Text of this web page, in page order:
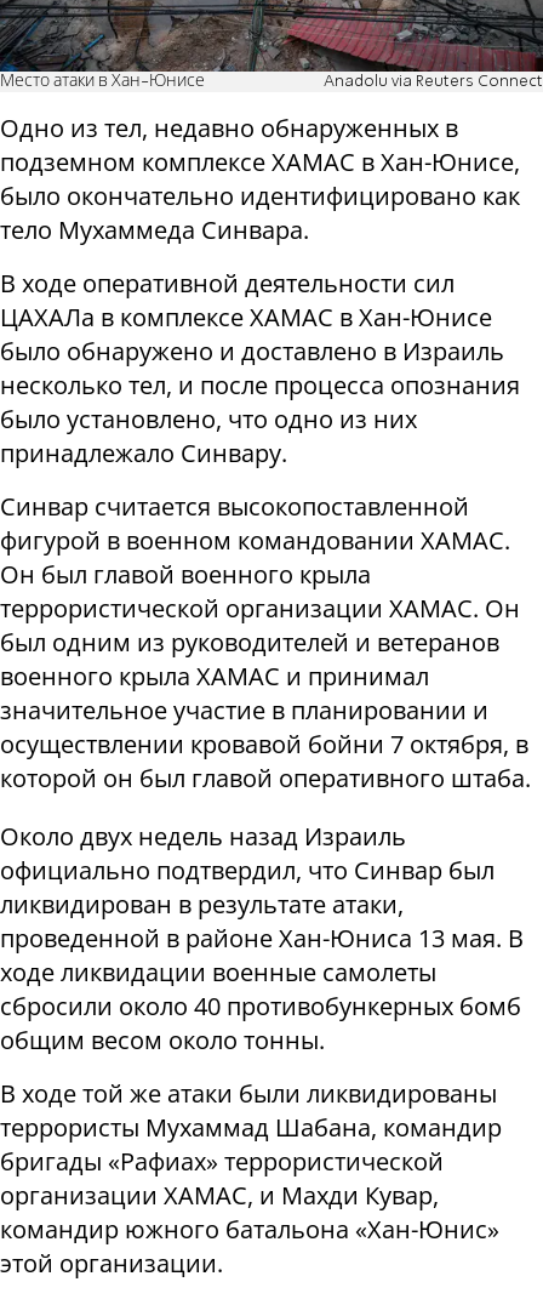
Место атаки в Хан-Юнисе Anadolu via Reuters Connect
Одно из тел, недавно обнаруженных в
подземном комплексе ХАМАС в Хан-Юнисе,
было окончательно идентифицировано как
тело Мухаммеда Синвара.
В ходе оперативной деятельности сил
ЦАХАЛа в комплексе ХАМАС в Хан-Юнисе
было обнаружено и доставлено в Израиль
несколько тел, и после процесса опознания
было установлено, что одно из них
принадлежало Синвару.
Синвар считается высокопоставленной
фигурой в военном командовании ХАМАС.
Он был главой военного крыла
террористической организации ХАМАС. Он
был одним из руководителей и ветеранов
военного крыла ХАМАС и принимал
значительное участие в планировании и
осуществлении кровавой бойни 7 октября, в
которой он был главой оперативного штаба.
Около двух недель назад Израиль
официально подтвердил, что Синвар был
ликвидирован в результате атаки,
проведенной в районе Хан-Юниса 13 мая. В
ходе ликвидации военные самолеты
сбросили около 40 противобункерных бомб
общим весом около тонны.
В ходе той же атаки были ликвидированы
террористы Мухаммад Шабана, командир
бригады «Рафиах» террористической
организации ХАМАС, и Махди Кувар,
командир южного батальона «Хан-Юнис»
этой организации.